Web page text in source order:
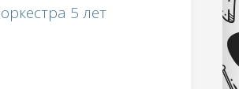
5 лет